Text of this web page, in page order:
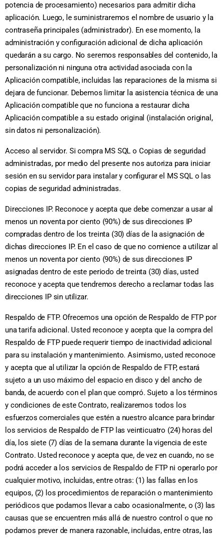
potencia de procesamiento) necesarios para admitir dicha
aplicación. Luego, le suministraremos el nombre de usuario y la
contraseña principales (administrador). En ese momento, la
administración y configuración adicional de dicha aplicación
quedarán a su cargo. No seremos responsables del contenido, la
personalización ni ninguna otra actividad asociada con la
Aplicación compatible, incluidas las reparaciones de la misma si
dejara de funcionar. Debemos limitar la asistencia técnica de una
Aplicación compatible que no funciona a restaurar dicha
Aplicación compatible a su estado original (instalación original,
sin datos ni personalización).
Acceso al servidor. Si compra MS SQL o Copias de seguridad
administradas, por medio del presente nos autoriza para iniciar
sesión en su servidor para instalar y configurar el MS SQL o las
copias de seguridad administradas.
Direcciones IP. Reconoce y acepta que debe comenzar a usar al
menos un noventa por ciento (90%) de sus direcciones IP
compradas dentro de los treinta (30) días de la asignación de
dichas direcciones IP. En el caso de que no comience a utilizar al
menos un noventa por ciento (90%) de sus direcciones IP
asignadas dentro de este periodo de treinta (30) días, usted
reconoce y acepta que tendremos derecho a reclamar todas las
direcciones IP sin utilizar.
Respaldo de FTP. Ofrecemos una opción de Respaldo de FTP por
una tarifa adicional. Usted reconoce y acepta que la compra del
Respaldo de FTP puede requerir tiempo de inactividad adicional
para su instalación y mantenimiento. Asimismo, usted reconoce
y acepta que al utilizar la opción de Respaldo de FTP, estará
sujeto a un uso máximo del espacio en disco y del ancho de
banda, de acuerdo con el plan que compró. Sujeto a los términos
y condiciones de este Contrato, realizaremos todos los
esfuerzos comerciales que estén a nuestro alcance para brindar
los servicios de Respaldo de FTP las veinticuatro (24) horas del
día, los siete (7) días de la semana durante la vigencia de este
Contrato. Usted reconoce y acepta que, de vez en cuando, no se
podrá acceder a los servicios de Respaldo de FTP ni operarlo por
cualquier motivo, incluidas, entre otras: (1) las fallas en los
equipos, (2) los procedimientos de reparación o mantenimiento
periódicos que podamos llevar a cabo ocasionalmente, o (3) las
causas que se encuentren más allá de nuestro control o que no
podamos prever de manera razonable, incluidas, entre otras, las